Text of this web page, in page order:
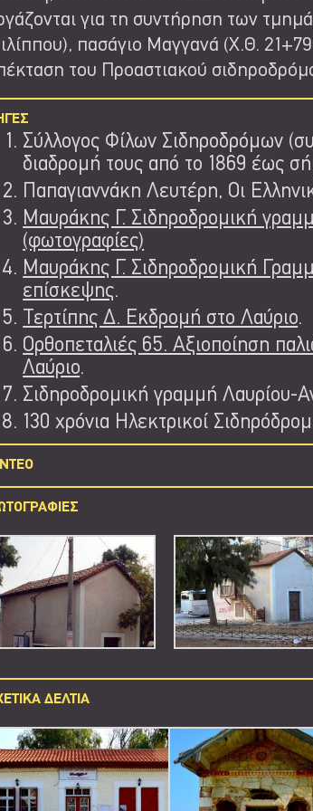
για τη συντήρηση των
πασάγιο Μαγγανά (Χ.Θ.
του Προαστιακού
Σύλλογος Φίλων Σιδηροδρόμων
διαδρομή τους από το 1869 έως
Παπαγιαννάκη Λευτέρη, Οι
Μαυράκης Γ. Σιδηροδρομική
(φωτογραφίες)
Μαυράκης Γ. Σιδηροδρομική
επίσκεψης.
Τερτίπης Δ. Εκδρομή στο Λαύριο.
Ορθοπεταλιές 65. Αξιοποίηση
Λαύριο.
Σιδηροδρομική γραμμή Λαυρίου-
130 χρόνια Ηλεκτρικοί
ΔΕΛΤΙΑ